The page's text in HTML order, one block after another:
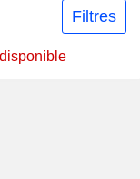
Filtres